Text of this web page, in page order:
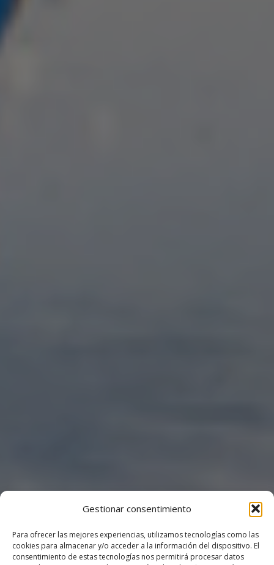
Gestionar consentimiento
Para ofrecer las mejores experiencias, utilizamos tecnologías como las
cookies para almacenar y/o acceder a la información del dispositivo. El
consentimiento de estas tecnologías nos permitirá procesar datos